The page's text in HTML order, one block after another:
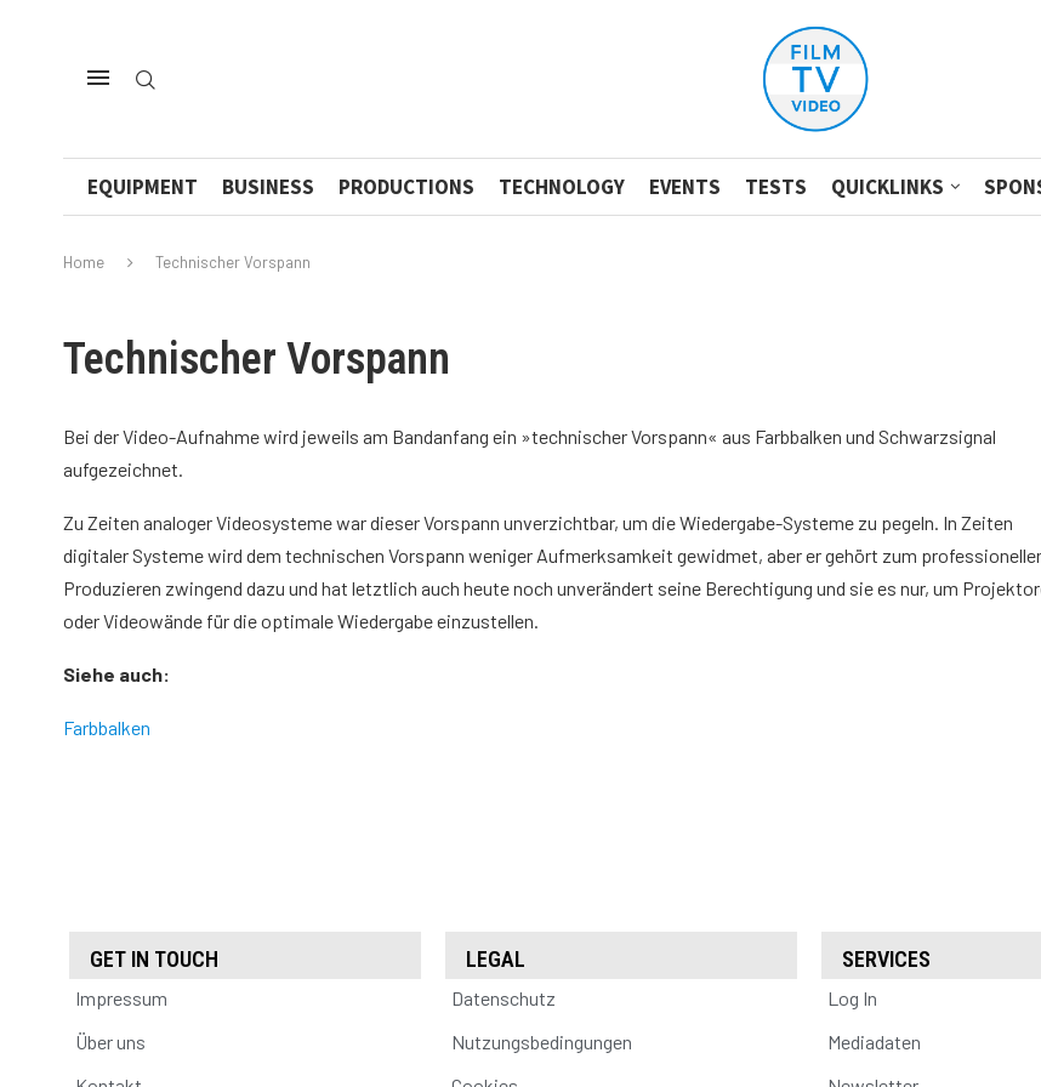
EQUIPMENT BUSINESS PRODUCTIONS TECHNOLOGY EVENTS TESTS QUICKLINKS
Home Technischer Vorspann
Technischer Vorspann
Bei der Video-Aufnahme wird jeweils am Bandanfang ein »technischer Vorspann« aus Farbbalken und Schwarzsignal
aufgezeichnet.
Zu Zeiten analoger Videosysteme war dieser Vorspann unverzichtbar, um die Wiedergabe-Systeme zu pegeln. In Zeiten
digitaler Systeme wird dem technischen Vorspann weniger Aufmerksamkeit gewidmet, aber er gehört zum
Produzieren zwingend dazu und hat letztlich auch heute noch unverändert seine Berechtigung und sie es nur, um
oder Videowände für die optimale Wiedergabe einzustellen.
Siehe auch:
Farbbalken
GET IN TOUCH
Impressum
Über uns
LEGAL
Datenschutz
Nutzungsbedingungen
SERVICES
Log In
Mediadaten